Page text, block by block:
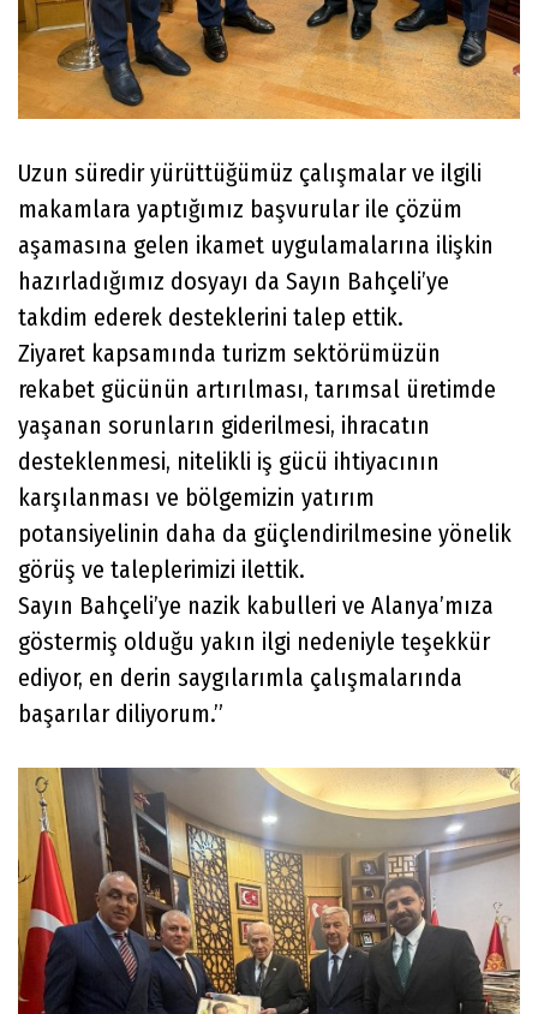
Uzun süredir yürüttüğümüz çalışmalar ve ilgili
makamlara yaptığımız başvurular ile çözüm
aşamasına gelen ikamet uygulamalarına ilişkin
hazırladığımız dosyayı da Sayın Bahçeli’ye
takdim ederek desteklerini talep ettik.
Ziyaret kapsamında turizm sektörümüzün
rekabet gücünün artırılması, tarımsal üretimde
yaşanan sorunların giderilmesi, ihracatın
desteklenmesi, nitelikli iş gücü ihtiyacının
karşılanması ve bölgemizin yatırım
potansiyelinin daha da güçlendirilmesine yönelik
görüş ve taleplerimizi ilettik.
Sayın Bahçeli’ye nazik kabulleri ve Alanya’mıza
göstermiş olduğu yakın ilgi nedeniyle teşekkür
ediyor, en derin saygılarımla çalışmalarında
başarılar diliyorum.”